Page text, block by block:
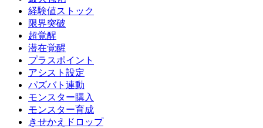
経験値ストック
限界突破
超覚醒
潜在覚醒
プラスポイント
アシスト設定
パズバト連動
モンスター購入
モンスター育成
きせかえドロップ